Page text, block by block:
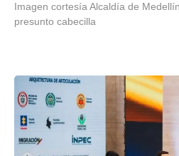
Imagen cortesía Alcaldía de
presunto cabecilla